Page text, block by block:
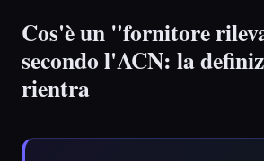
Cos'è un "fornitore
secondo l'ACN: la
rientra